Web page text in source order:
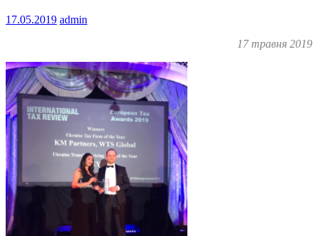
17.05.2019 admin
17 травня 2019